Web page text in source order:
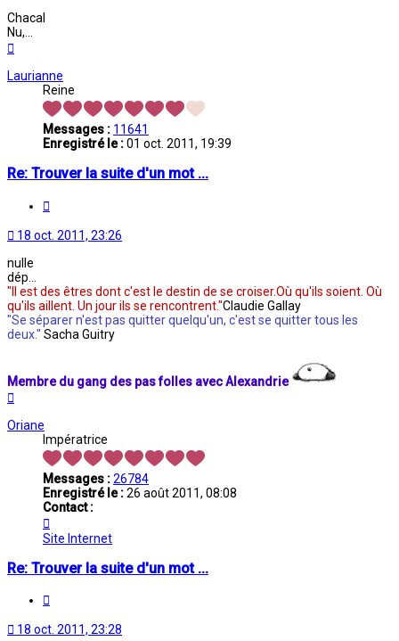
Chacal
Nu,...
Laurianne
Reine
Messages : 11641
Enregistré le :01 oct. 2011, 19:39
Re: Trouver la suite d'un mot ...
18 oct. 2011, 23:26
nulle
dép...
"Il est des êtres dont c'est le destin de se croiser.Où qu'ils soient. Où
qu'ils aillent. Un jour ils se rencontrent."Claudie Gallay
"Se séparer n'est pas quitter quelqu'un, c'est se quitter tous les
deux." Sacha Guitry
Membre du gang des pas folles avec Alexandrie
Oriane
Impératrice
Messages :26784
Enregistré le :26 août 2011, 08:08
Contact :
Oriane
Site Internet
Re: Trouver la suite d'un mot ...
18 oct. 2011, 23:28